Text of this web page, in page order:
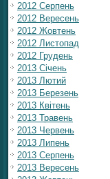
2012 Серпень
2012 Вересень
2012 Жовтень
2012 Листопад
2012 Грудень
2013 Січень
2013 Лютий
2013 Березень
2013 Квітень
2013 Травень
2013 Червень
2013 Липень
2013 Серпень
2013 Вересень